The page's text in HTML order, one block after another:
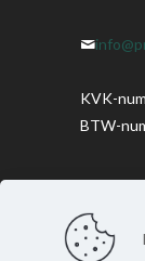
KVK-
BTW-
©